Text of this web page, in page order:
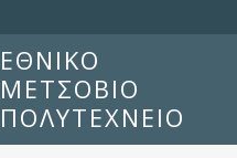
ΕΘΝΙΚΟ
ΜΕΤΣΟΒΙΟ
ΠΟΛΥΤΕΧΝΕΙΟ